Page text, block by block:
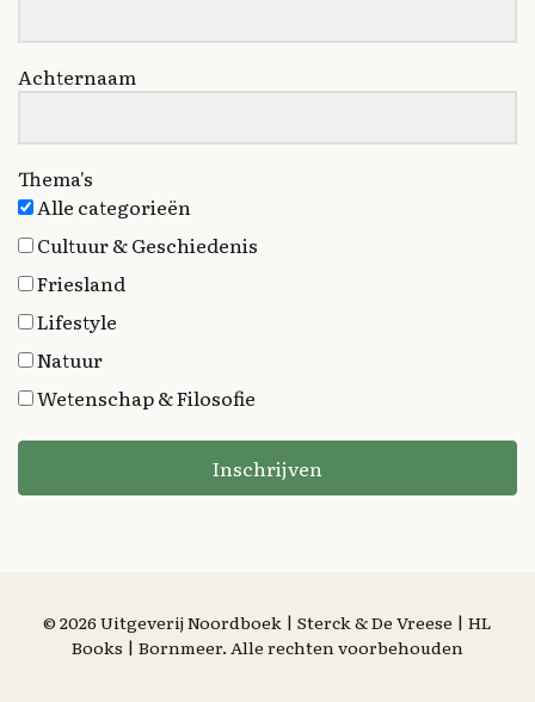
Achternaam
Thema's
Alle categorieën
Cultuur & Geschiedenis
Friesland
Lifestyle
Natuur
Wetenschap & Filosofie
Inschrijven
© 2026 Uitgeverij Noordboek | Sterck & De Vreese | HL
Books | Bornmeer. Alle rechten voorbehouden